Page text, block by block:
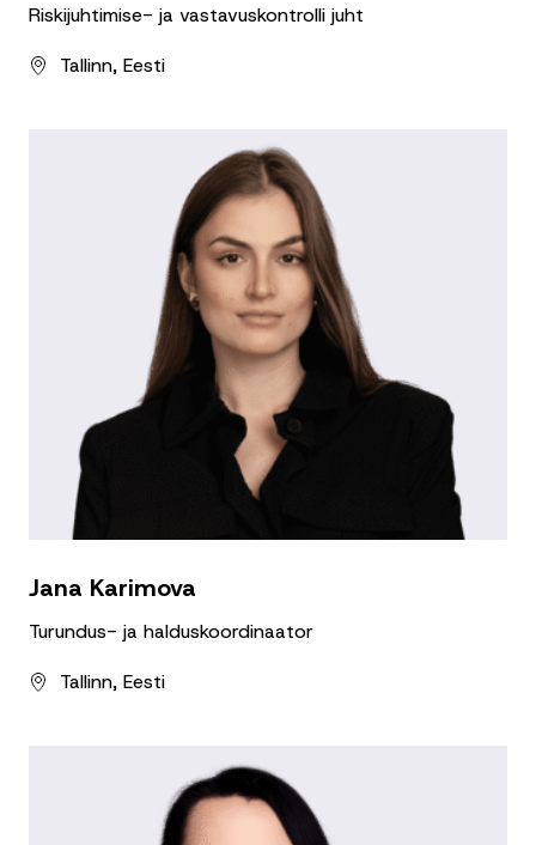
Riskijuhtimise- ja vastavuskontrolli juht
Tallinn, Eesti
Jana Karimova
Turundus- ja halduskoordinaator
Tallinn, Eesti